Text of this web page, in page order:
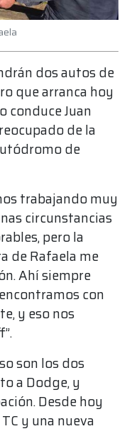
dos autos de
que arranca hoy
conduce Juan
de la
de
trabajando muy
circunstancias
pero la
de Rafaela me
Ahí siempre
con
y eso nos
son los dos
a Dodge, y
Desde hoy
y una nueva